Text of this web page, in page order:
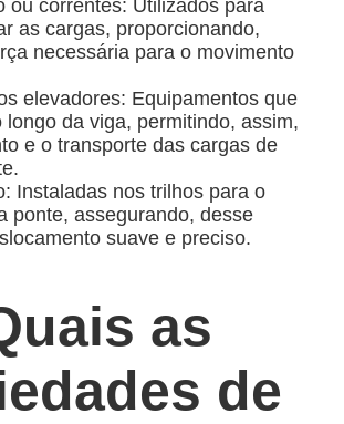
ou correntes: Utilizados para
as cargas, proporcionando,
necessária para o movimento
elevadores: Equipamentos que
longo da viga, permitindo, assim,
e o transporte das cargas de
Instaladas nos trilhos para o
ponte, assegurando, desse
suave e preciso.
as
de